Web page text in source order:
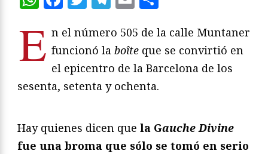
E n el número 505 de la calle Muntaner
funcionó la boîte que se convirtió en
el epicentro de la Barcelona de los
sesenta, setenta y ochenta.
Hay quienes dicen que la Gauche Divine
fue una broma que sólo se tomó en serio